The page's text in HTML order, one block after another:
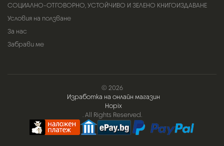
СОЦИАЛНО-ОТГОВОРНО, УСТОЙЧИВО И ЗЕЛЕНО КНИГОИЗДАВАНЕ
Условия на ползване
За нас
Забрави ме
© 2026
Изработка на онлайн магазин
Hopix
. All Rights Reserved.